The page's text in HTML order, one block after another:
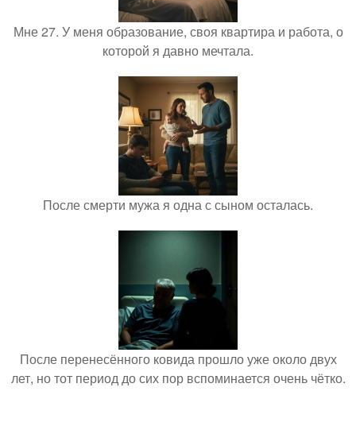
Мне 27. У меня образование, своя квартира и работа, о
которой я давно мечтала.
После смерти мужа я одна с сыном осталась.
После перенесённого ковида прошло уже около двух
лет, но тот период до сих пор вспоминается очень чётко.